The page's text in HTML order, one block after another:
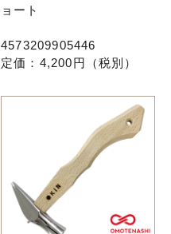
ョート
4573209905446
定価：4,200円（税別）